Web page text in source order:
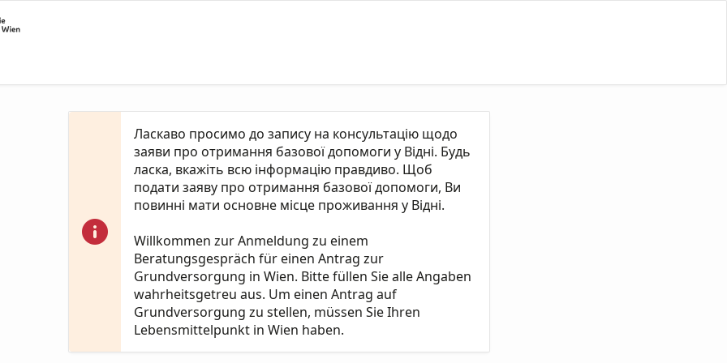
Ласкаво просимо до запису на консультацію щодо
заяви про отримання базової допомоги у Відні. Будь
ласка, вкажіть всю інформацію правдиво. Щоб
подати заяву про отримання базової допомоги, Ви
повинні мати основне місце проживання у Відні.
Willkommen zur Anmeldung zu einem
Beratungsgespräch für einen Antrag zur
Grundversorgung in Wien. Bitte füllen Sie alle Angaben
wahrheitsgetreu aus. Um einen Antrag auf
Grundversorgung zu stellen, müssen Sie Ihren
Lebensmittelpunkt in Wien haben.